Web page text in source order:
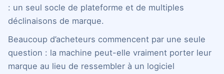
: un seul socle de plateforme et de multiples
déclinaisons de marque.
Beaucoup d’acheteurs commencent par une seule
question : la machine peut-elle vraiment porter leur
marque au lieu de ressembler à un logiciel